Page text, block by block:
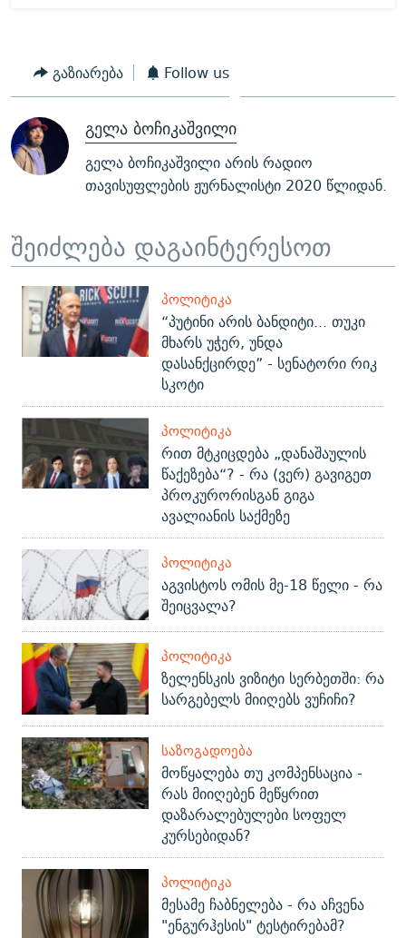
გაზიარება Follow us
გელა ბოჩიკაშვილი
გელა ბოჩიკაშვილი არის რადიო
თავისუფლების ჟურნალისტი 2020 წლიდან.
შეიძლება დაგაინტერესოთ
ᲞᲝᲚᲘᲢᲘᲙᲐ
“პუტინი არის ბანდიტი... თუკი
მხარს უჭერ, უნდა
დასანქცირდე” - სენატორი რიკ
სკოტი
ᲞᲝᲚᲘᲢᲘᲙᲐ
რით მტკიცდება „დანაშაულის
წაქეზება“? - რა (ვერ) გავიგეთ
პროკურორისგან გიგა
ავალიანის საქმეზე
ᲞᲝᲚᲘᲢᲘᲙᲐ
აგვისტოს ომის მე-18 წელი - რა
შეიცვალა?
ᲞᲝᲚᲘᲢᲘᲙᲐ
ზელენსკის ვიზიტი სერბეთში: რა
სარგებელს მიიღებს ვუჩიჩი?
ᲡᲐᲖᲝᲒᲐᲓᲝᲔᲑᲐ
მოწყალება თუ კომპენსაცია -
რას მიიღებენ მეწყრით
დაზარალებულები სოფელ
კურსებიდან?
ᲞᲝᲚᲘᲢᲘᲙᲐ
მესამე ჩაბნელება - რა აჩვენა
"ენგურჰესის" ტესტირებამ?